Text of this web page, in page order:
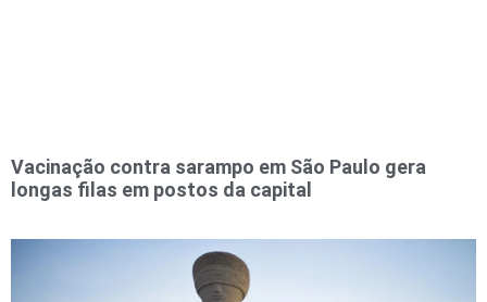
Vacinação contra sarampo em São Paulo gera
longas filas em postos da capital